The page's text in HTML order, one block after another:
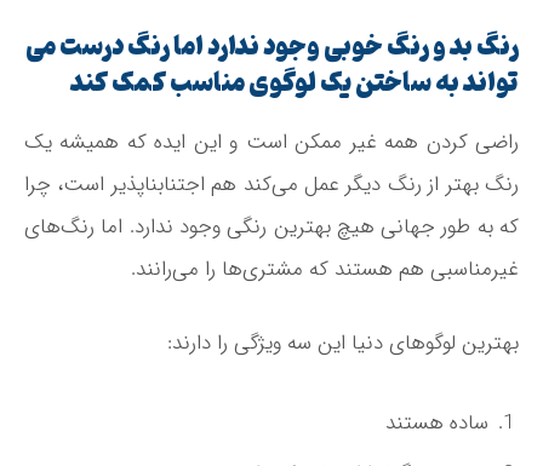
رنگ بد و رنگ خوبی وجود ندارد اما رنگ درست می­‌
تواند به ساختن یک لوگوی مناسب کمک کند
راضی کردن همه غیر ممکن است و این ایده که همیشه یک
رنگ بهتر از رنگ دیگر عمل می­‌کند هم اجتناب­ناپذیر است، چرا
که به طور جهانی هیچ بهترین رنگی وجود ندارد. اما رنگ­‌های
غیرمناسبی هم هستند که مشتری‌­ها را می‌­رانند.
بهترین لوگوهای دنیا این سه ویژگی را دارند:
ساده هستند